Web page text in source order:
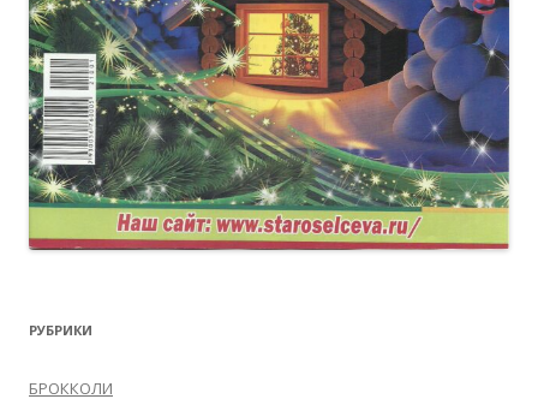
РУБРИКИ
БРОККОЛИ